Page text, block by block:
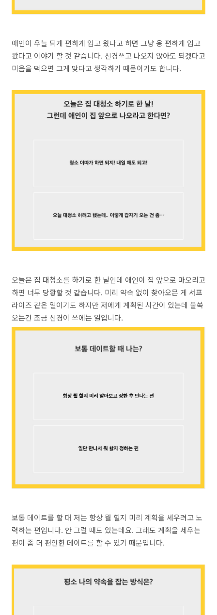
애인이 우늘 되게 편하게 입고 왔다고 하면 그냥 응 편하게 입고
왔다고 이야기 할 것 같습니다. 신경쓰고 나오지 않아도 되겠다고
미음을 먹으면 그게 맞다고 생각하기 때문이기도 합니다.
오늘은 집 대청소를 하기로 한 날인데 애인이 집 앞으로 마오리고
하면 너무 당황할 것 같습니다. 미리 약속 없이 찾아오믄 게 서프
라이즈 같은 일이기도 하지만 저에게 계획된 시간이 있는데 불쑥
오는건 조금 신경이 쓰에는 일입니다.
보통 데이트를 할 대 저는 항상 뭘 힐지 미리 계획을 세우려고 노
력하는 편입니다. 안 그럴 때도 있는데요. 그래도 계획을 세우는
편이 좀 더 편안한 데이트를 할 수 있기 때문입니다.